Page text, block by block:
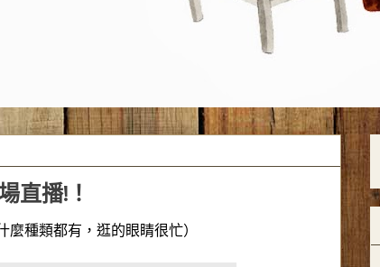
直播!！
種類都有，逛的眼睛很忙）